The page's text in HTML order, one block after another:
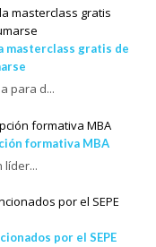
masterclass gratis de
para d...
formativa MBA
líder...
por el SEPE